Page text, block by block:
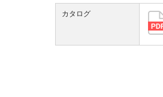
カタログ